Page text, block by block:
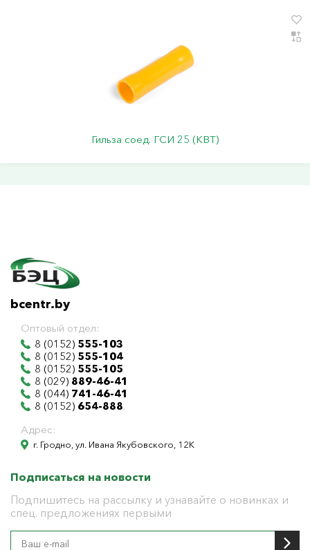
Гильза соед. ГСИ 25 (КВТ)
bcentr.by
Оптовый отдел:
8 (0152) 555-103
8 (0152) 555-104
8 (0152) 555-105
8 (029) 889-46-41
8 (044) 741-46-41
8 (0152) 654-888
Адрес:
г. Гродно, ул. Ивана Якубовского, 12К
Подписаться на новости
Подпишитесь на рассылку и узнавайте о новинках и
спец. предложениях первыми